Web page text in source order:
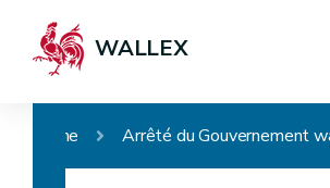
WALLEX
Home